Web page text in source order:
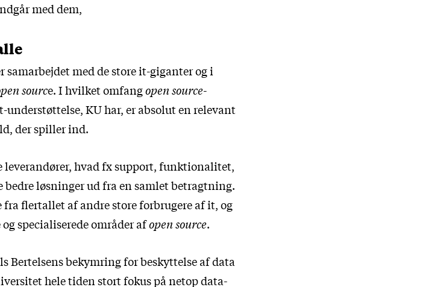
med dem,
med de store it-giganter og i
source. I hvilket omfangopen source-
KU har, er absolut en relevant
der spiller ind.
hvad fx support, funktionalitet,
løsninger ud fra en samlet betragtning.
flertallet af andre store forbrugere af it, og
specialiserede områder afopen source.
Bertelsens bekymring for beskyttelse af data
hele tiden stort fokus på netop data-